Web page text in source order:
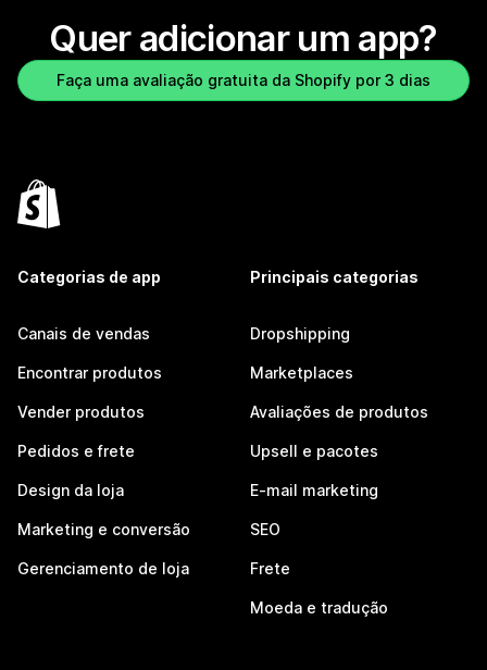
Quer adicionar um app?
Faça uma avaliação gratuita da Shopify por 3 dias
Categorias de app
Canais de vendas
Encontrar produtos
Vender produtos
Pedidos e frete
Design da loja
Marketing e conversão
Gerenciamento de loja
Principais categorias
Dropshipping
Marketplaces
Avaliações de produtos
Upsell e pacotes
E-mail marketing
SEO
Frete
Moeda e tradução